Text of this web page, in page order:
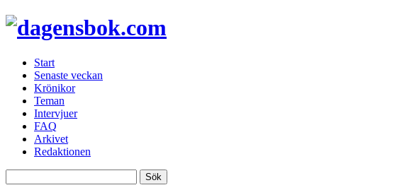
Start
Senaste veckan
Krönikor
Teman
Intervjuer
FAQ
Arkivet
Redaktionen